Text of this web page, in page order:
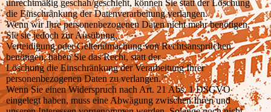
unrechtmäßig geschah/geschieht, können Sie statt der Löschung
die Einschränkung der Datenverarbeitung verlangen.
Wenn wir Ihre personenbezogenen Daten nicht mehr benötigen,
Sie sie jedoch zur Ausübung,
Verteidigung oder Geltendmachung von Rechtsansprüchen
benötigen, haben Sie das Recht, statt der
Löschung die Einschränkung der Verarbeitung Ihrer
personenbezogenen Daten zu verlangen.
Wenn Sie einen Widerspruch nach Art. 21 Abs. 1 DSGVO
eingelegt haben, muss eine Abwägung zwischen Ihren und